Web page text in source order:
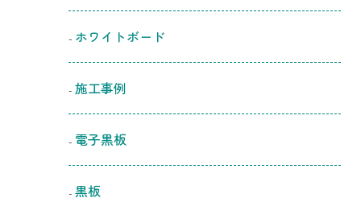
ホワイトボード
施工事例
電子黒板
黒板